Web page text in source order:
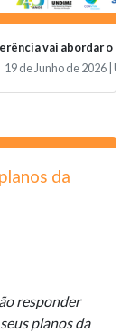
educaçã...
da
responder
planos da